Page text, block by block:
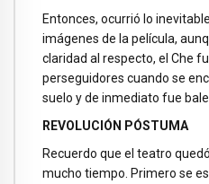
Entonces, ocurrió lo
imágenes de la película,
claridad al respecto, el Che
perseguidores cuando se
suelo y de inmediato fue
REVOLUCIÓN PÓSTUMA
Recuerdo que el teatro
mucho tiempo. Primero se